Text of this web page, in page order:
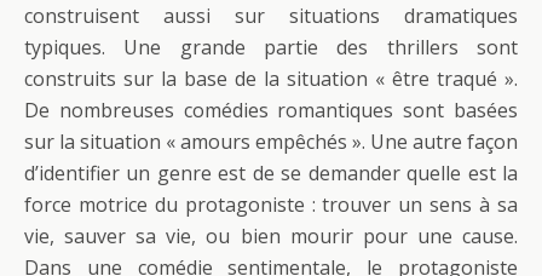
construisent aussi sur situations dramatiques
typiques. Une grande partie des thrillers sont
construits sur la base de la situation « être traqué ».
De nombreuses comédies romantiques sont basées
sur la situation « amours empêchés ». Une autre façon
d’identifier un genre est de se demander quelle est la
force motrice du protagoniste : trouver un sens à sa
vie, sauver sa vie, ou bien mourir pour une cause.
Dans une comédie sentimentale, le protagoniste